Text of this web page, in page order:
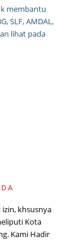
membantu
SLF, AMDAL,
lihat pada
khsusnya
Kota
Kami Hadir